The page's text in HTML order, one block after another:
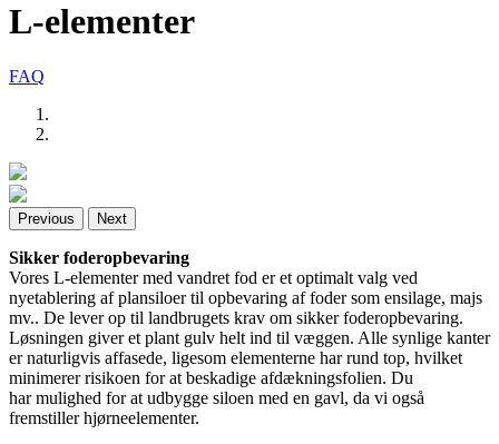
L-elementer
FAQ
Previous Next
Sikker foderopbevaring
Vores L-elementer med vandret fod er et optimalt valg ved
nyetablering af plansiloer til opbevaring af foder som ensilage, majs
mv.. De lever op til landbrugets krav om sikker foderopbevaring.
Løsningen giver et plant gulv helt ind til væggen. Alle synlige kanter
er naturligvis affasede, ligesom elementerne har rund top, hvilket
minimerer risikoen for at beskadige afdækningsfolien. Du
har mulighed for at udbygge siloen med en gavl, da vi også
fremstiller hjørneelementer.